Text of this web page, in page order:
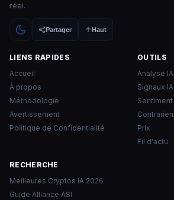
réel.
Partager Haut
LIENS RAPIDES
Accueil
À propos
Méthodologie
Avertissement
Politique de Confidentialité
OUTILS
Analyse IA
Signaux IA
Sentiment
Contrarien
Prix
Fil d'actu
RECHERCHE
Meilleures Cryptos IA 2026
Guide Alliance ASI